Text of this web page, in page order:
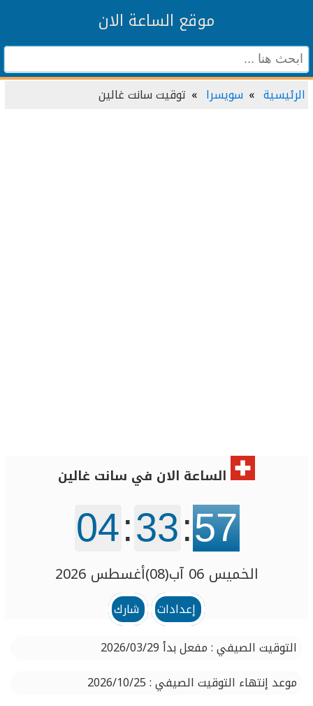
موقع الساعة الان
الرئيسية سويسرا توقيت سانت غالين
الساعة الان في سانت غالين
04:33:57
الخميس 06 آب(08)أغسطس 2026
إعدادات
شارك
التوقيت الصيفي : مفعل بدأ 2026/03/29
موعد إنتهاء التوقيت الصيفي : 2026/10/25